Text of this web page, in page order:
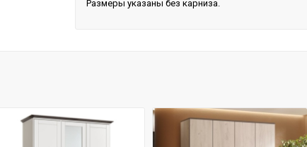
Размеры указаны без карниза.